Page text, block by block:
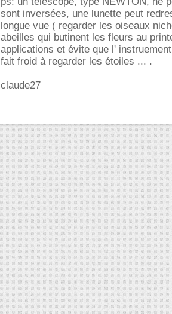
sont inversées, une lunette peut
longue vue ( regarder les oiseaux
abeilles qui butinent les fleurs au
applications et évite que l'
fait froid à regarder les étoiles ... .
claude27